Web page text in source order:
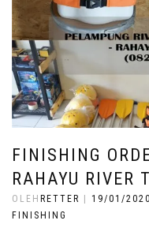
FINISHING
RAHAYU RIVER
OLEH RETTER 19/01/2020
FINISHING